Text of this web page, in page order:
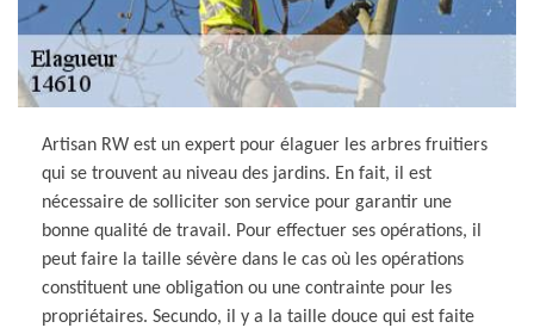
Artisan RW est un expert pour élaguer les arbres fruitiers
qui se trouvent au niveau des jardins. En fait, il est
nécessaire de solliciter son service pour garantir une
bonne qualité de travail. Pour effectuer ses opérations, il
peut faire la taille sévère dans le cas où les opérations
constituent une obligation ou une contrainte pour les
propriétaires. Secundo, il y a la taille douce qui est faite